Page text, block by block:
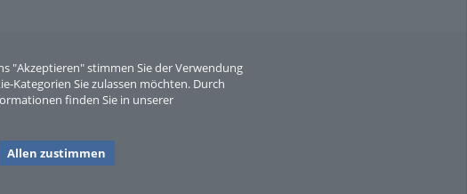
"Akzeptieren" stimmen Sie der Verwendung
Kategorien Sie zulassen möchten. Durch
finden Sie in unserer
Allen zustimmen
Sperber